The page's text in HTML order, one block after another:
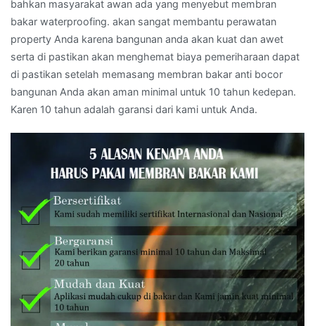
bahkan masyarakat awan ada yang menyebut membran
bakar waterproofing. akan sangat membantu perawatan
property Anda karena bangunan anda akan kuat dan awet
serta di pastikan akan menghemat biaya pemeriharaan dapat
di pastikan setelah memasang membran bakar anti bocor
bangunan Anda akan aman minimal untuk 10 tahun kedepan.
Karen 10 tahun adalah garansi dari kami untuk Anda.